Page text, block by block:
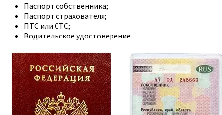
Паспорт собственника;
Паспорт страхователя;
ПТС или СТС;
Водительское удостоверение.